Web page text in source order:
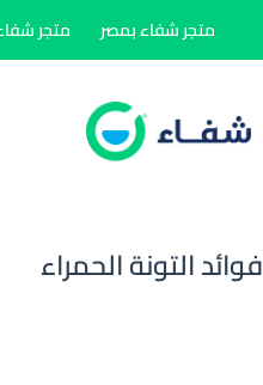
إلى
متجر شفاء بمصر متجر
فوائد التونة الحمراء